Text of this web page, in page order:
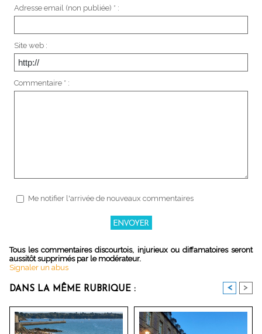
Adresse email (non publiée) * :
Site web :
Commentaire * :
Me notifier l'arrivée de nouveaux commentaires
Tous les commentaires discourtois, injurieux ou diffamatoires seront
aussitôt supprimés par le modérateur.
Signaler un abus
DANS LA MÊME RUBRIQUE : < >